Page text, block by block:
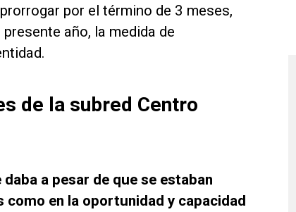
por el término de 3 meses,
año, la medida de
de la subred Centro
a pesar de que se estaban
en la oportunidad y capacidad